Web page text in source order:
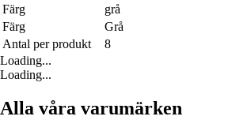
Färg
grå
Färg
Grå
Antal per produkt
8
Loading...
Loading...
Alla våra varumärken